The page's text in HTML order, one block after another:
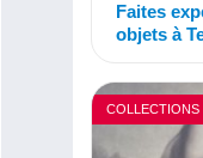
Faites
objets à
COLLECTIONS